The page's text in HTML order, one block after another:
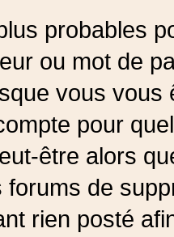
probables
ou mot de
vous
pour
être alors
forums de
rien posté